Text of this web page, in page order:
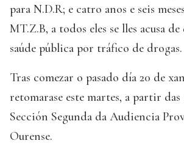
para N.D.R; e catro anos e seis
MT.Z.B, a todos eles se lles acusa
saúde pública por tráfico de drogas.
Tras comezar o pasado día 20 de
retomarase este martes, a partir das
Sección Segunda da Audiencia
Ourense.